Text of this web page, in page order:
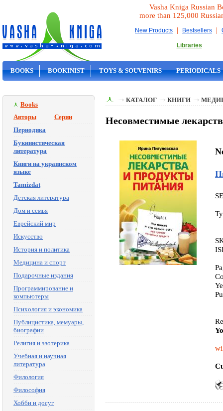
Vasha Kniga Russian
more than 125,000
New Products | Bestsellers |
Libraries
BOOKS BOOKINIST TOYS & SOUVENIRS PERIODICALS
Books
Авторы
Серии
Периодика
Букинистическая
литература
Книги на украинском
языке
Tamizdat
Детская литература
Дом и семья
Еврейский мир
Искусство
История и политика
Медицина и спорт
Подарочные издания
Программирование и
компьютеры
Психология и экономика
Публицистика, мемуары,
биографии
Религия и эзотерика
Учебная и научная
литература
Филология
Философия
Хобби и досуг
КАТАЛОГ КНИГИ
Несовместимые